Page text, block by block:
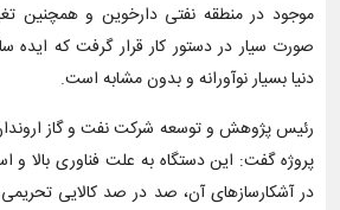
موجود در منطقه نفتی دارخوین و همچنین
صورت سیار در دستور کار قرار گرفت که ایده
دنیا بسیار نوآورانه و بدون مشابه است.
رئیس پژوهش و توسعه شرکت نفت و گاز
پروژه گفت: این دستگاه به علت فناوری بالا و
در آشکارسازهای آن، صد در صد کالایی